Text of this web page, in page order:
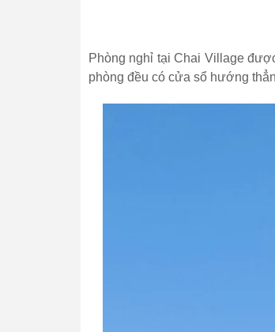
Phòng nghỉ tại Chai Village
phòng đều có cửa sổ hướng